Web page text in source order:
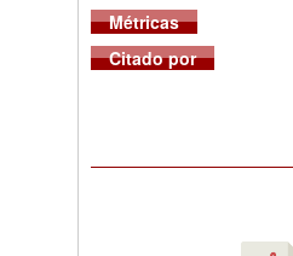
Métricas
Citado por